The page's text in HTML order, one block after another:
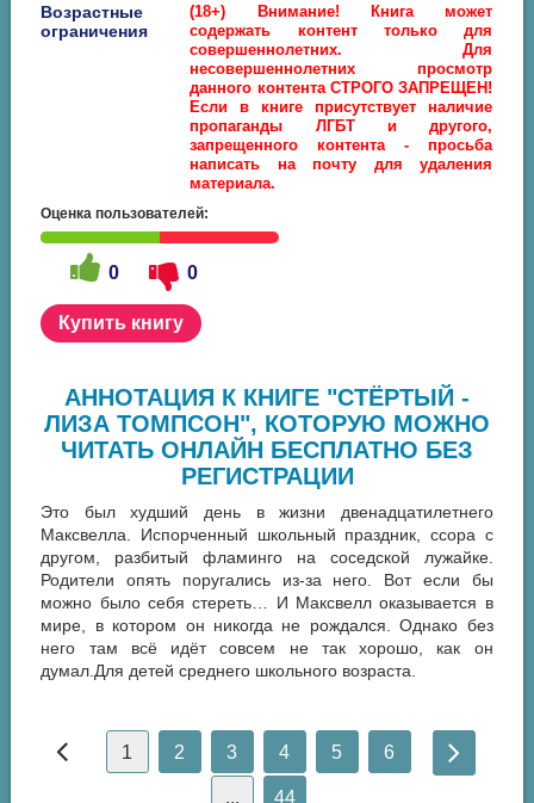
Возрастные
ограничения
(18+) Внимание! Книга может
содержать контент только для
совершеннолетних. Для
несовершеннолетних просмотр
данного контента СТРОГО ЗАПРЕЩЕН!
Если в книге присутствует наличие
пропаганды ЛГБТ и другого,
запрещенного контента - просьба
написать на почту для удаления
материала.
Оценка пользователей:
0 0
Купить книгу
АННОТАЦИЯ К КНИГЕ "СТЁРТЫЙ -
ЛИЗА ТОМПСОН", КОТОРУЮ МОЖНО
ЧИТАТЬ ОНЛАЙН БЕСПЛАТНО БЕЗ
РЕГИСТРАЦИИ
Это был худший день в жизни двенадцатилетнего
Максвелла. Испорченный школьный праздник, ссора с
другом, разбитый фламинго на соседской лужайке.
Родители опять поругались из-за него. Вот если бы
можно было себя стереть… И Максвелл оказывается в
мире, в котором он никогда не рождался. Однако без
него там всё идёт совсем не так хорошо, как он
думал.Для детей среднего школьного возраста.
1 2 3 4 5 6
... 44